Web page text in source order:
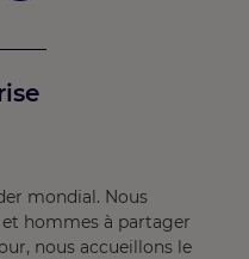
mondial. Nous
hommes à partager
nous accueillons le